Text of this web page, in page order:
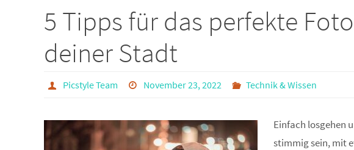
5 Tipps für das perfekte
deiner Stadt
Picstyle Team November 23, 2022 Technik & Wissen
Einfach losgehen
stimmig sein, mit